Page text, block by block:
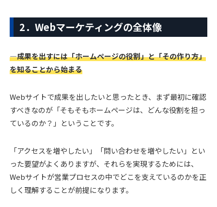
2．Webマーケティングの全体像
―成果を出すには「ホームページの役割」と「その作り方」
を知ることから始まる
Webサイトで成果を出したいと思ったとき、まず最初に確認
すべきなのが「そもそもホームページは、どんな役割を担っ
ているのか？」ということです。
「アクセスを増やしたい」「問い合わせを増やしたい」とい
った要望がよくありますが、それらを実現するためには、
Webサイトが営業プロセスの中でどこを支えているのかを正
しく理解することが前提になります。